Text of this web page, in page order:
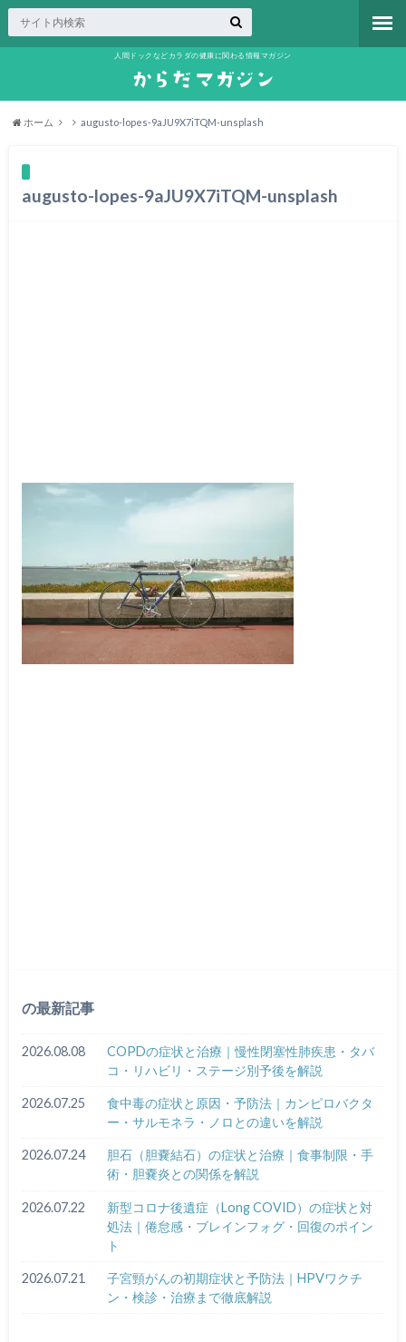
人間ドックなどカラダの健康に関わる情報マガジン
ホーム augusto-lopes-9aJU9X7iTQM-unsplash
augusto-lopes-9aJU9X7iTQM-unsplash
の最新記事
2026.08.08
COPDの症状と治療｜慢性閉塞性肺疾患・タバ
コ・リハビリ・ステージ別予後を解説
2026.07.25
食中毒の症状と原因・予防法｜カンピロバクタ
ー・サルモネラ・ノロとの違いを解説
2026.07.24
胆石（胆嚢結石）の症状と治療｜食事制限・手
術・胆嚢炎との関係を解説
2026.07.22
新型コロナ後遺症（Long COVID）の症状と対
処法｜倦怠感・ブレインフォグ・回復のポイン
ト
2026.07.21
子宮頸がんの初期症状と予防法｜HPVワクチ
ン・検診・治療まで徹底解説